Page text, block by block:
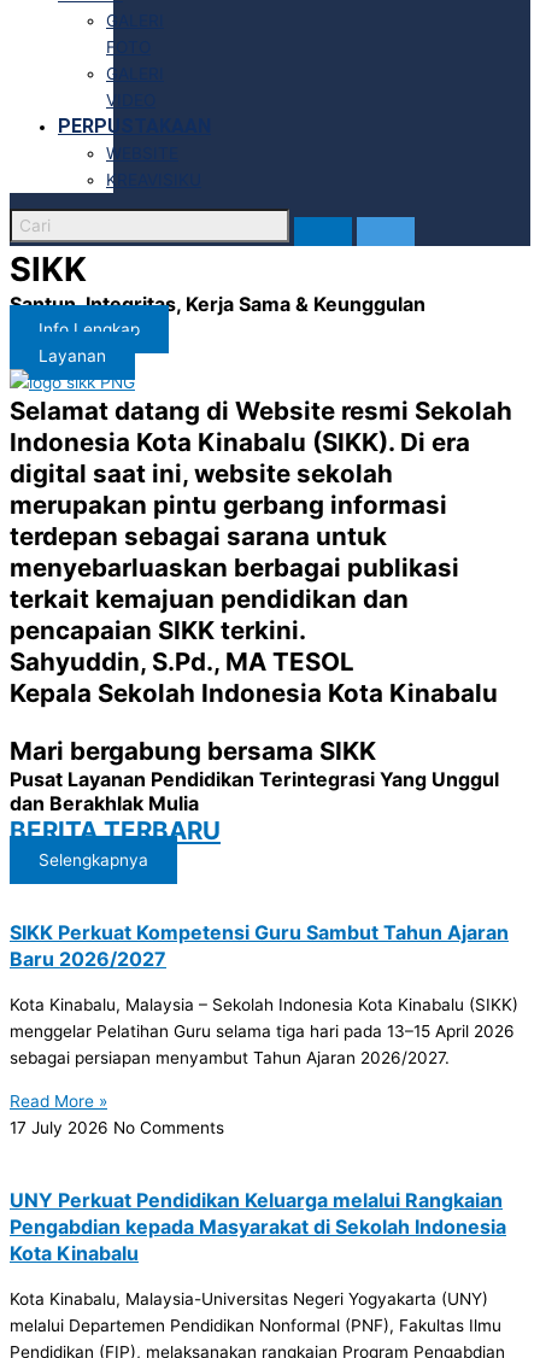
GALERI
FOTO
GALERI
VIDEO
PERPUSTAKAAN
WEBSITE
KREAVISIKU
SIKK
Santun, Integritas, Kerja Sama & Keunggulan
Info Lengkap
Layanan
Selamat datang di Website resmi Sekolah
Indonesia Kota Kinabalu (SIKK). Di era
digital saat ini, website sekolah
merupakan pintu gerbang informasi
terdepan sebagai sarana untuk
menyebarluaskan berbagai publikasi
terkait kemajuan pendidikan dan
pencapaian SIKK terkini.
Sahyuddin, S.Pd., MA TESOL
Kepala Sekolah Indonesia Kota Kinabalu
Mari bergabung bersama SIKK
Pusat Layanan Pendidikan Terintegrasi Yang Unggul
dan Berakhlak Mulia
BERITA TERBARU
Selengkapnya
SIKK Perkuat Kompetensi Guru Sambut Tahun Ajaran
Baru 2026/2027
Kota Kinabalu, Malaysia – Sekolah Indonesia Kota Kinabalu (SIKK)
menggelar Pelatihan Guru selama tiga hari pada 13–15 April 2026
sebagai persiapan menyambut Tahun Ajaran 2026/2027.
Read More »
17 July 2026 No Comments
UNY Perkuat Pendidikan Keluarga melalui Rangkaian
Pengabdian kepada Masyarakat di Sekolah Indonesia
Kota Kinabalu
Kota Kinabalu, Malaysia-Universitas Negeri Yogyakarta (UNY)
melalui Departemen Pendidikan Nonformal (PNF), Fakultas Ilmu
Pendidikan (FIP), melaksanakan rangkaian Program Pengabdian